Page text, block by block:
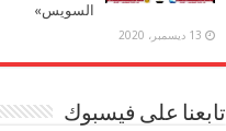
السويس»
13 ديسمبر، 2020
تابعنا على فيسبوك